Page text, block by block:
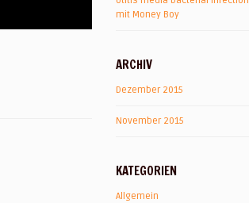
mit Money Boy
ARCHIV
Dezember 2015
November 2015
KATEGORIEN
Allgemein